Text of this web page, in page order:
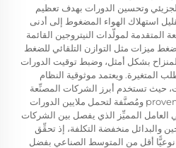
وتحسين الدورات بهدف تعظيم
استهلاك الهواء المضغوط إلى أدنى
لمولّدات النيتروجين القائمة
ميزات مثل التوازن التلقائي للضغط
المنزاح بشكل أمثل، وضبط توقيت الدورات
المتغيرة. ويعتمد موثوقية النظام
حيث تستخدم أبرز الشركات المصنِّعة
صمامات مُفعَّلة هوائيًّا أو كهربائيًّا proven ومُصنَّفة لتحمل ملايين الدورات
العامل المميِّز الذي يفصل بين الشركات
والبدائل منخفضة التكلفة، إذ تحقِّق
نوعيًّا أقل من المتوسط الصناعي بفضل